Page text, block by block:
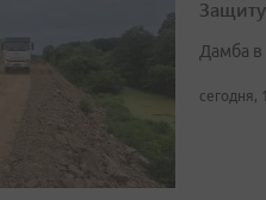
Дамба в
сегодня,